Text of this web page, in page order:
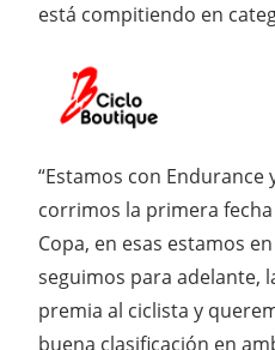
está compitiendo en
“Estamos con Endurance
corrimos la primera
Copa, en esas estamos
seguimos para adelante,
premia al ciclista y
buena clasificación en